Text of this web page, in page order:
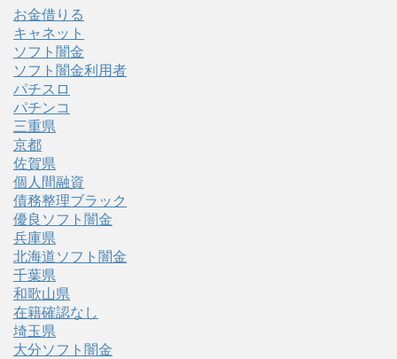
お金借りる
キャネット
ソフト闇金
ソフト闇金利用者
パチスロ
パチンコ
三重県
京都
佐賀県
個人間融資
債務整理ブラック
優良ソフト闇金
兵庫県
北海道ソフト闇金
千葉県
和歌山県
在籍確認なし
埼玉県
大分ソフト闇金